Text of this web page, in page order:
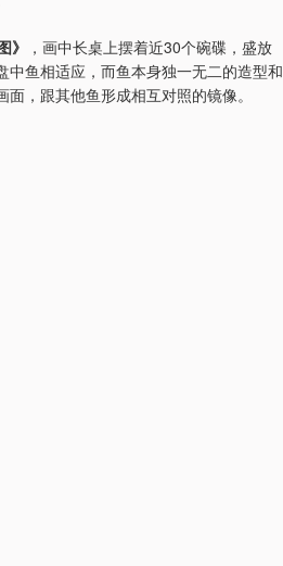
》
，画中长桌上摆着近30个碗碟，盛放
鱼相适应，而鱼本身独一无二的造型和
，跟其他鱼形成相互对照的镜像。